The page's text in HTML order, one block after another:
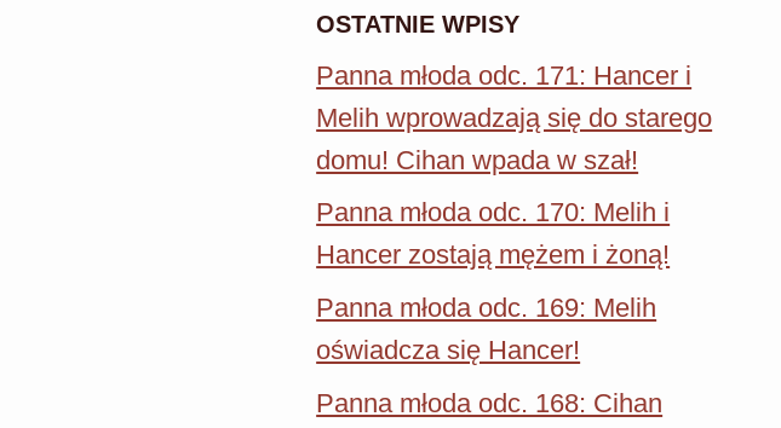
OSTATNIE WPISY
Panna młoda odc. 171: Hancer i
Melih wprowadzają się do starego
domu! Cihan wpada w szał!
Panna młoda odc. 170: Melih i
Hancer zostają mężem i żoną!
Panna młoda odc. 169: Melih
oświadcza się Hancer!
Panna młoda odc. 168: Cihan